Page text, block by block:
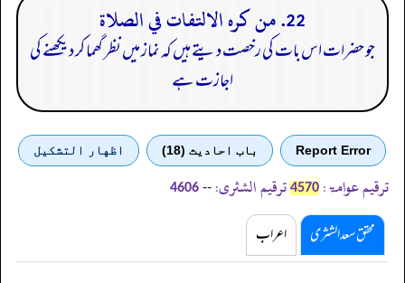
22. من كره الالتفات في الصلاة
جو حضرات اس بات کی رخصت دیتے ہیں کہ نماز میں نظر گھما کر دیکھنے کی
اجازت ہے
Report Error باب احادیث (18) اظهار التشكيل
ترقیم عوامۃ: 4570 ترقیم الشثری: --
4606
محقق سعد الشثری اعراب